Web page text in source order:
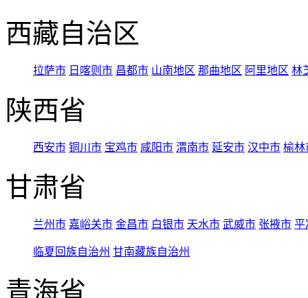
西藏自治区
拉萨市 日喀则市 昌都市 山南地区 那曲地区 阿里地区 林
陕西省
西安市 铜川市 宝鸡市 咸阳市 渭南市 延安市 汉中市 榆林
甘肃省
兰州市 嘉峪关市 金昌市 白银市 天水市 武威市 张掖市 平
临夏回族自治州 甘南藏族自治州
青海省